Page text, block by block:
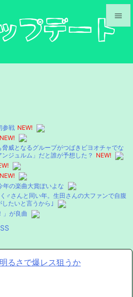



検索
参戦 NEW!
NEW!
威となるグループがつばきビヨオチャでな
ジュルム」だと誰が予想した？ NEW!
NEW!
年の楽曲大賞ぽいよな
♂さんと同い年。生田さんの大ファンで自腹
たいと言うから｣
」が良曲
るさで爆レス狙うか